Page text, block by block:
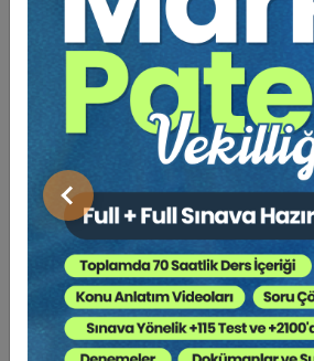
Önceki
yayımlandı.
Meslek hayatımızın devam ettiği 50
uygulamaya yönelik ‘Makale ve
hazırladığımız ‘Hukuki
hukukçularının da yararlanmalarının isabetli
kitabımızı ‘online olarak’ www.e-
karar verdik.
Bu çalışma, b e ş b ö l ü m ' den
bir "İÇİNDEKİLER" kısmı bulunmakta,
"Önemli Bilgi Notları", 'İkinci Bölüm'de
'Üçüncü Bölüm'de "Makale ve İnceleme
Bölüm'de "Hukuki Mütalâalar" ve 'Beşinci